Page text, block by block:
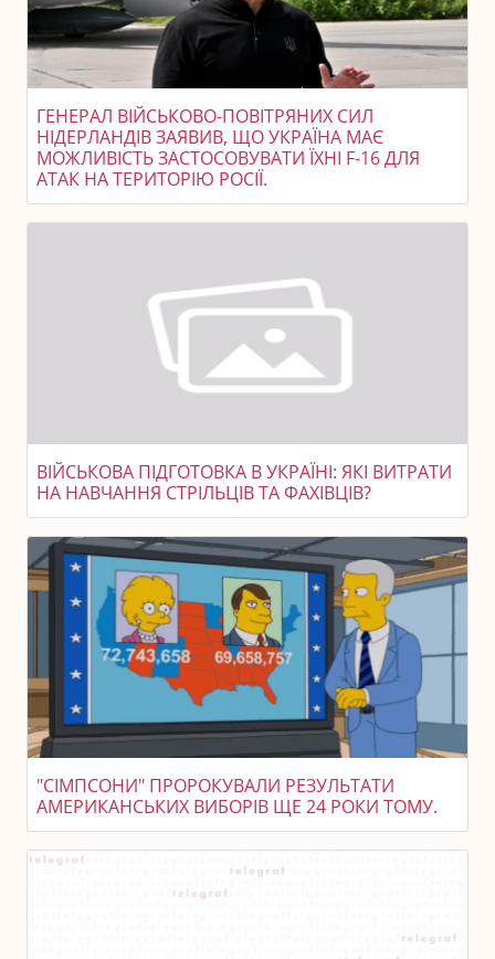
ГЕНЕРАЛ ВІЙСЬКОВО-ПОВІТРЯНИХ СИЛ
НІДЕРЛАНДІВ ЗАЯВИВ, ЩО УКРАЇНА МАЄ
МОЖЛИВІСТЬ ЗАСТОСОВУВАТИ ЇХНІ F-16 ДЛЯ
АТАК НА ТЕРИТОРІЮ РОСІЇ.
ВІЙСЬКОВА ПІДГОТОВКА В УКРАЇНІ: ЯКІ ВИТРАТИ
НА НАВЧАННЯ СТРІЛЬЦІВ ТА ФАХІВЦІВ?
"СІМПСОНИ" ПРОРОКУВАЛИ РЕЗУЛЬТАТИ
АМЕРИКАНСЬКИХ ВИБОРІВ ЩЕ 24 РОКИ ТОМУ.